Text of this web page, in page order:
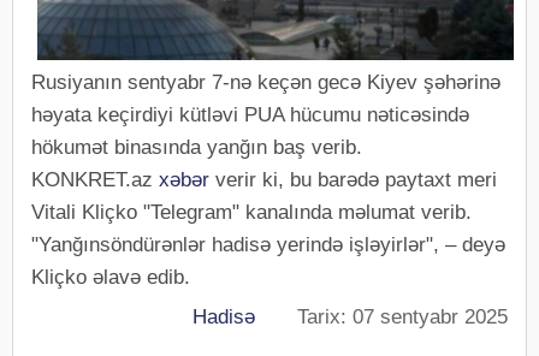
Rusiyanın sentyabr 7-nə keçən gecə Kiyev şəhərinə
həyata keçirdiyi kütləvi PUA hücumu nəticəsində
hökumət binasında yanğın baş verib.
KONKRET.az xəbər verir ki, bu barədə paytaxt meri
Vitali Kliçko "Telegram" kanalında məlumat verib.
"Yanğınsöndürənlər hadisə yerində işləyirlər", – deyə
Kliçko əlavə edib.
Hadisə Tarix: 07 sentyabr 2025